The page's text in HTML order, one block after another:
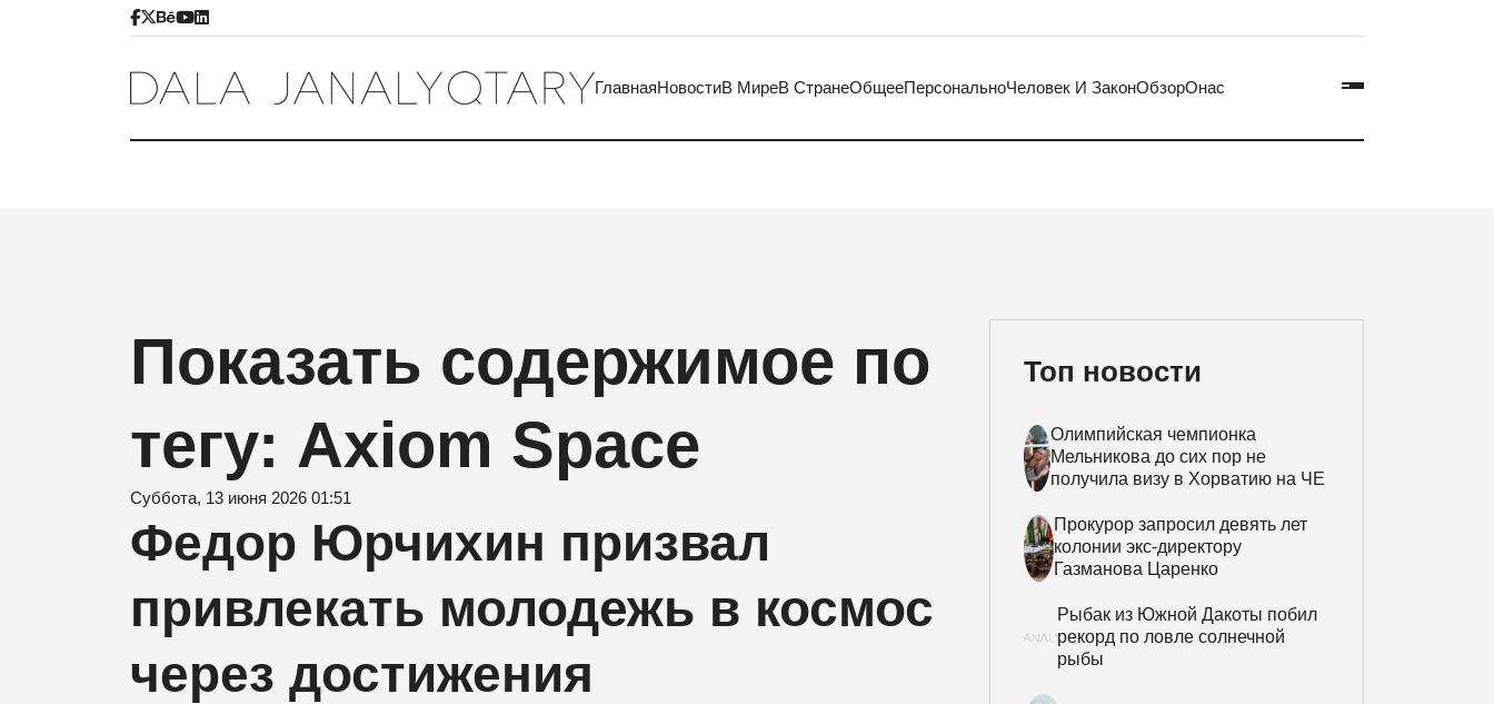
ГлавнаяНовостиВ МиреВ СтранеОбщееПерсональноЧеловек И ЗаконОбзорОнас
Показать содержимое по
тегу: Axiom Space
Суббота, 13 июня 2026 01:51
Федор Юрчихин призвал
привлекать молодежь в космос
через достижения
Топ новости
Олимпийская чемпионка
Мельникова до сих пор не
получила визу в Хорватию на ЧЕ
Прокурор запросил девять лет
колонии экс-директору
Газманова Царенко
Рыбак из Южной Дакоты побил
рекорд по ловле солнечной
рыбы